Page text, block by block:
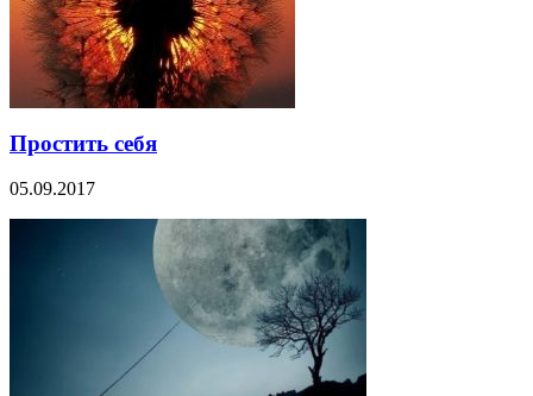
Простить себя
05.09.2017